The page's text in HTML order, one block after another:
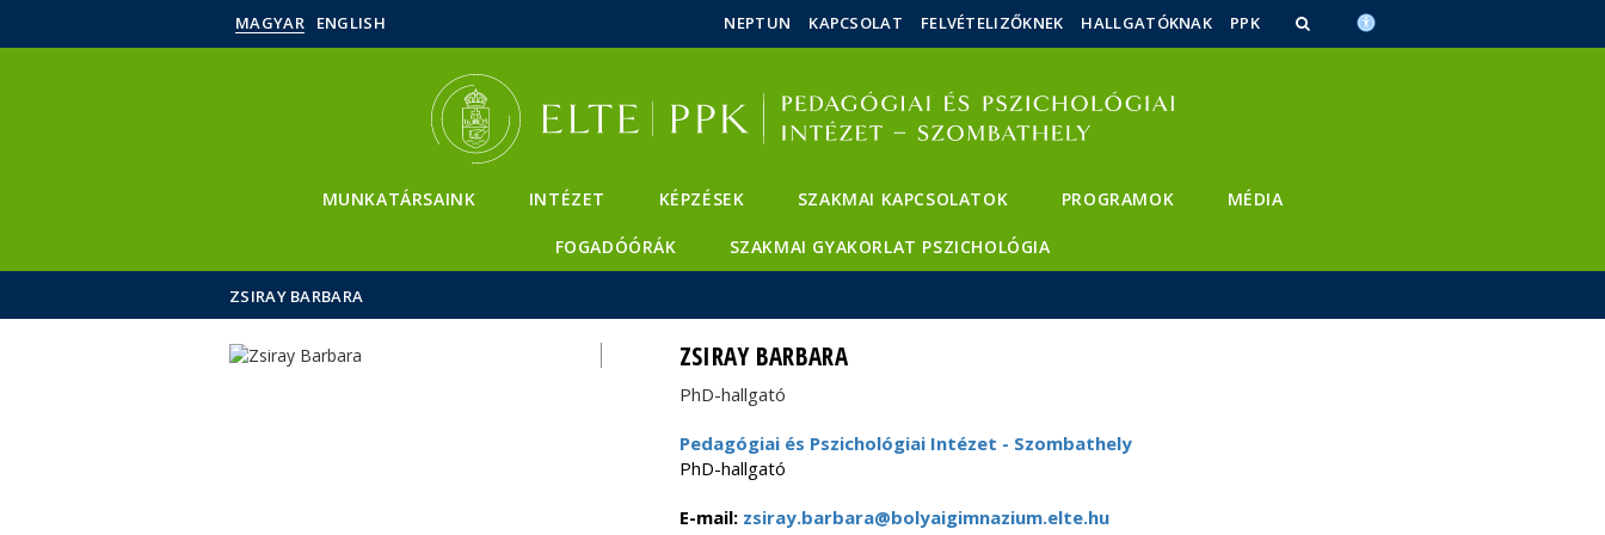
Hírek
Események
ELTE a
MAGYAR ENGLISH NEPTUN KAPCSOLAT FELVÉTELIZŐKNEK HALLGATÓKNAK PPK
MUNKATÁRSAINK INTÉZET KÉPZÉSEK SZAKMAI KAPCSOLATOK PROGRAMOK MÉDIA
FOGADÓÓRÁK SZAKMAI GYAKORLAT PSZICHOLÓGIA
ZSIRAY BARBARA
ZSIRAY BARBARA
PhD-hallgató
Pedagógiai és Pszichológiai Intézet - Szombathely
PhD-hallgató
E-mail:zsiray.barbara@bolyaigimnazium.elte.hu